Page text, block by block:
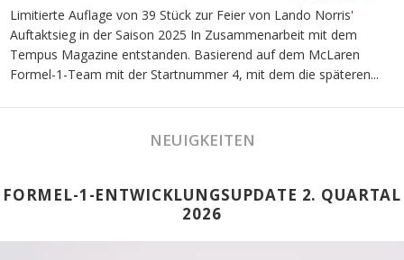
Limitierte Auflage von 39 Stück zur Feier von Lando Norris'
Auftaktsieg in der Saison 2025 In Zusammenarbeit mit dem
Tempus Magazine entstanden. Basierend auf dem McLaren
Formel-1-Team mit der Startnummer 4, mit dem die späteren...
NEUIGKEITEN
FORMEL-1-ENTWICKLUNGSUPDATE 2. QUARTAL
2026